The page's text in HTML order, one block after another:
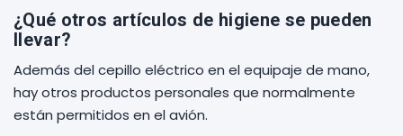
¿Qué otros artículos de higiene se pueden
llevar?
Además del cepillo eléctrico en el equipaje de mano,
hay otros productos personales que normalmente
están permitidos en el avión.